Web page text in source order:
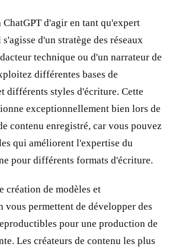
ChatGPT d'agir en tant qu'expert
d'un stratège des réseaux
technique ou d'un narrateur de
différentes bases de
différents styles d'écriture. Cette
exceptionnellement bien lors de
contenu enregistré, car vous pouvez
qui améliorent l'expertise du
pour différents formats d'écriture.
création de modèles et
vous permettent de développer des
pour une production de
Les créateurs de contenu les plus